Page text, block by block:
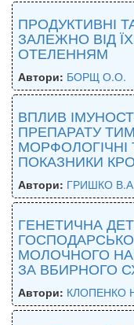
ПРОДУКТИВНІ
ЗАЛЕЖНО ВІД
ОТЕЛЕННЯМ
Автори: БОРЩ О.О.
ВПЛИВ
ПРЕПАРАТУ
МОРФОЛОГІЧНІ
ПОКАЗНИКИ
Автори: ГРИШКО
ГЕНЕТИЧНА
МОЛОЧНОГО
ЗА ВБИРНОГО
Автори: КЛОПЕНКО